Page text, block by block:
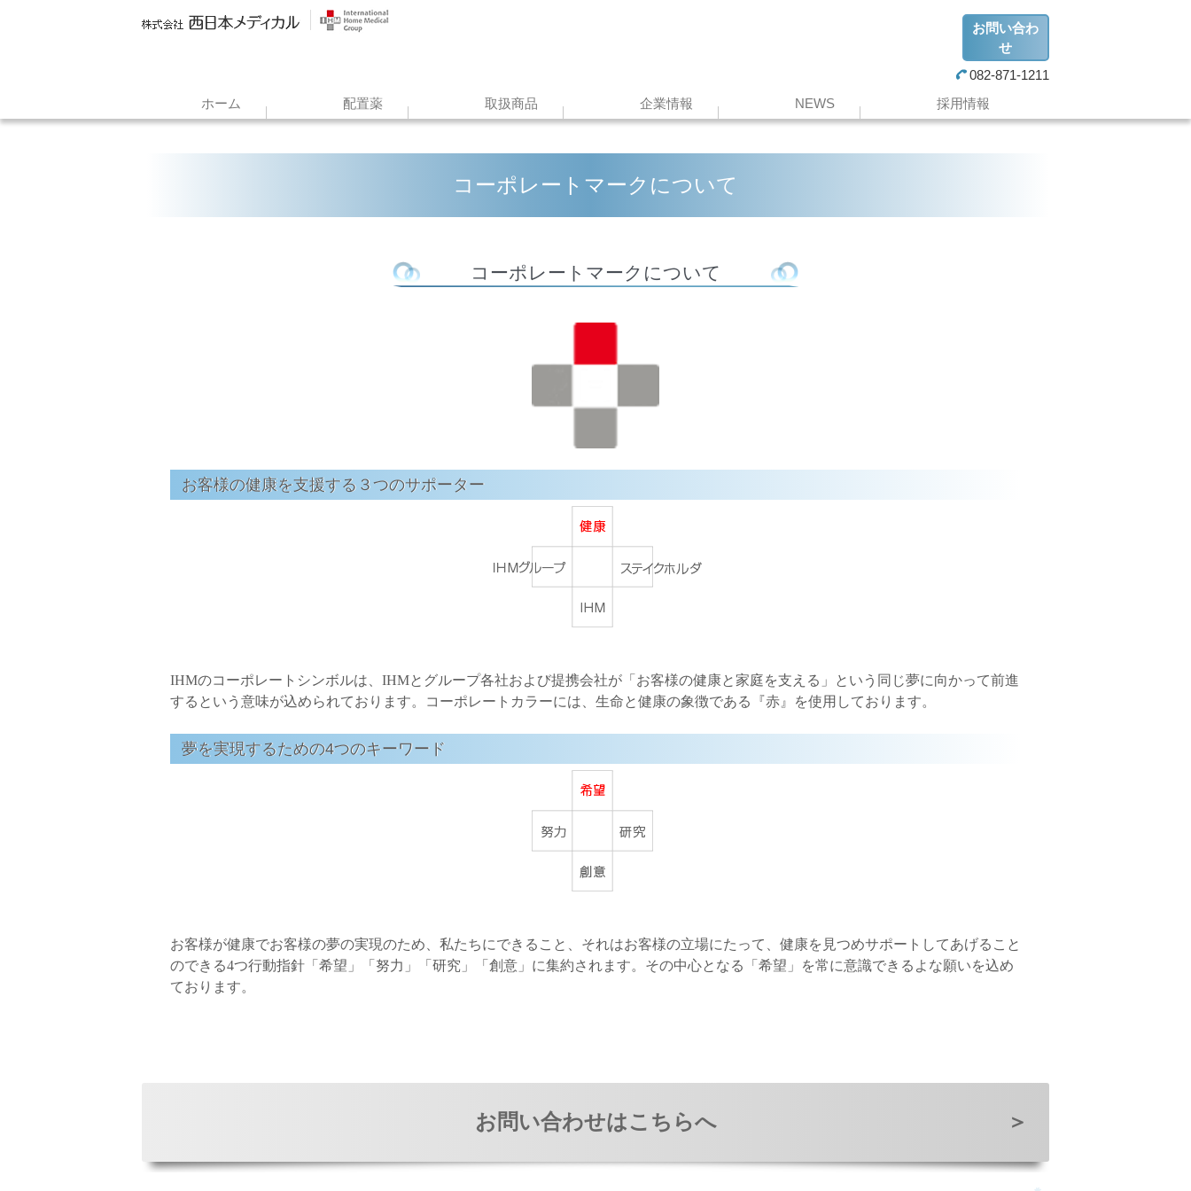
お問い合わ
せ
082-871-1211
ホーム
配置薬 取扱商品 企業情報 NEWS 採用情報
コーポレートマークについて
コーポレートマークについて
お客様の健康を支援する３つのサポーター
IHMのコーポレートシンボルは、IHMとグループ各社および提携会社が「お客様の健康と家庭を支える」という同じ夢に向かって前進
するという意味が込められております。コーポレートカラーには、生命と健康の象徴である『赤』を使用しております。
夢を実現するための4つのキーワード
お客様が健康でお客様の夢の実現のため、私たちにできること、それはお客様の立場にたって、健康を見つめサポートしてあげること
のできる4つ行動指針「希望」「努力」「研究」「創意」に集約されます。その中心となる「希望」を常に意識できるよな願いを込め
ております。
お問い合わせはこちらへ ＞